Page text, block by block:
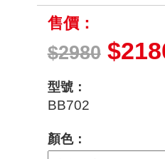
售價：
$2980
型號：
BB702
顏色：